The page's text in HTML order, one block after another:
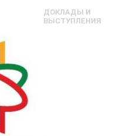
ДОКЛАДЫ И
ВЫСТУПЛЕНИЯ